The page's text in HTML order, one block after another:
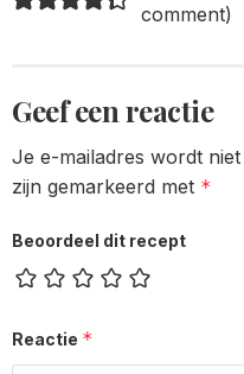
comment)
Geef een reactie
Je e-mailadres wordt
zijn gemarkeerd met *
Beoordeel dit recept
Reactie *